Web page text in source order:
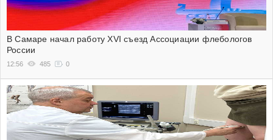
В Самаре начал работу XVI съезд Ассоциации флебологов
России
12:56 485 0